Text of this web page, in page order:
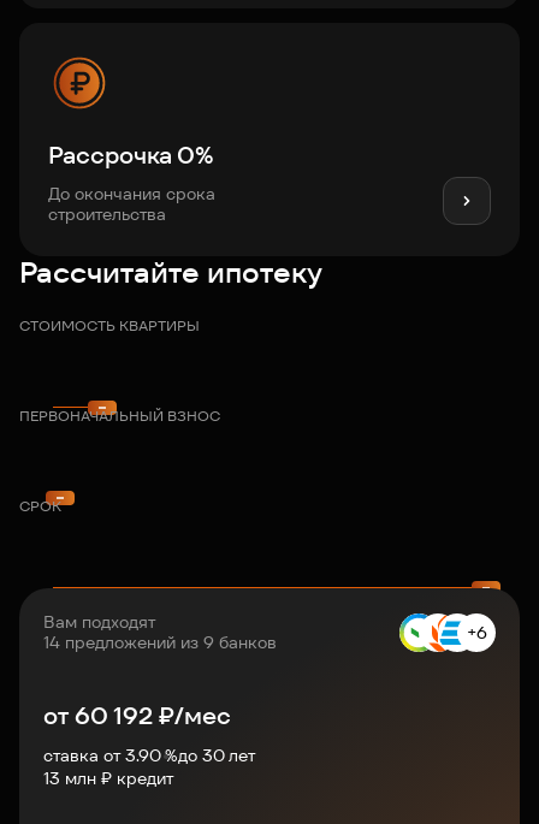
Рассрочка 0%
До окончания срока
строительства
Рассчитайте ипотеку
СТОИМОСТЬ КВАРТИРЫ
ПЕРВОНАЧАЛЬНЫЙ ВЗНОС
СРОК
Вам подходят
14 предложений из 9 банков
+6
от60 192₽/мес
ставка от 3.90 %до 30лет
13 млн ₽ кредит